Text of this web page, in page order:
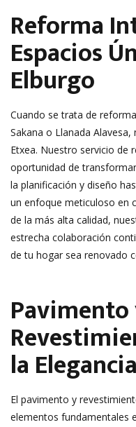
Reforma
Espacios
Elburgo
Cuando se trata de
Sakana o Llanada
Etxea. Nuestro servicio de
oportunidad de
la planificación y diseño
un enfoque meticuloso en
de la más alta calidad,
estrecha colaboración
de tu hogar sea renovado
la
El pavimento y
elementos fundamentales